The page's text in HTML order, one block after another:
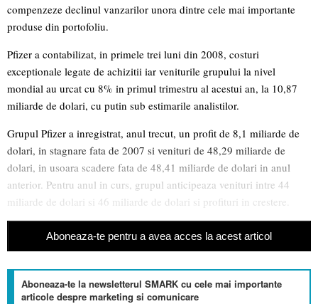
compenzeze declinul vanzarilor unora dintre cele mai importante
produse din portofoliu.
Pfizer a contabilizat, in primele trei luni din 2008, costuri
exceptionale legate de achizitii iar veniturile grupului la nivel
mondial au urcat cu 8% in primul trimestru al acestui an, la 10,87
miliarde de dolari, cu putin sub estimarile analistilor.
Grupul Pfizer a inregistrat, anul trecut, un profit de 8,1 miliarde de
dolari, in stagnare fata de 2007 si venituri de 48,29 miliarde de
dolari, in usoara scadere fata de 48,41 miliarde de dolari in anul
anterior. Pentru anul in curs, grupul anticipeaza venituri intre 44
miliarde de dolari si 46 miliarde de dolari si profituri in crestere.
Aboneaza-te pentru a avea acces la acest articol
Aboneaza-te la newsletterul SMARK cu cele mai importante
articole despre marketing si comunicare